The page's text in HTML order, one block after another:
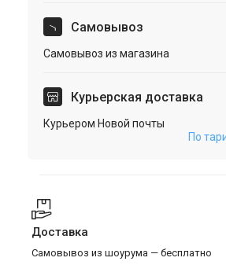
Cамовывоз
Самовывоз из магазина
Курьерская доставка
Курьером Новой почты
По
Доставка
Самовывоз из шоурума — бесплатно